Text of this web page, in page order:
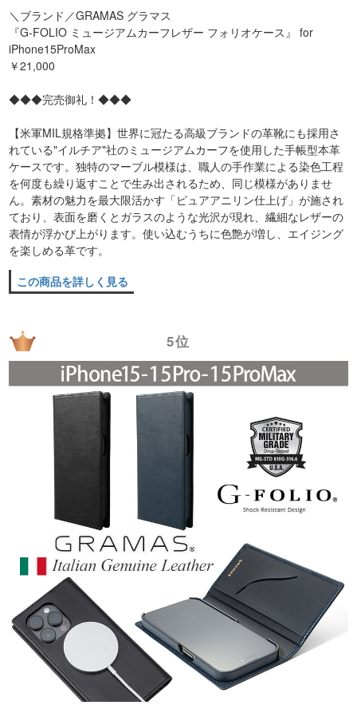
＼ブランド／GRAMAS グラマス
『G-FOLIO ミュージアムカーフレザー フォリオケース』 for
iPhone15ProMax
￥21,000
◆◆◆完売御礼！◆◆◆
【米軍MIL規格準拠】世界に冠たる高級ブランドの革靴にも採用さ
れている"イルチア"社のミュージアムカーフを使用した手帳型本革
ケースです。独特のマーブル模様は、職人の手作業による染色工程
を何度も繰り返すことで生み出されるため、同じ模様がありませ
ん。素材の魅力を最大限活かす「ピュアアニリン仕上げ」が施され
ており、表面を磨くとガラスのような光沢が現れ、繊細なレザーの
表情が浮かび上がります。使い込むうちに色艶が増し、エイジング
を楽しめる革です。
この商品を詳しく見る
5位